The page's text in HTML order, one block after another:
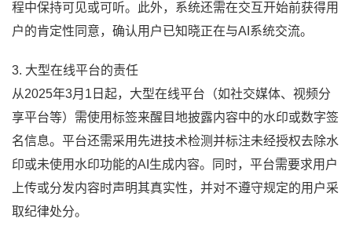
程中保持可见或可听。此外，系统还需在交互开始前获得用
户的肯定性同意，确认用户已知晓正在与AI系统交流。
3. 大型在线平台的责任
从2025年3月1日起，大型在线平台（如社交媒体、视频分
享平台等）需使用标签来醒目地披露内容中的水印或数字签
名信息。平台还需采用先进技术检测并标注未经授权去除水
印或未使用水印功能的AI生成内容。同时，平台需要求用户
上传或分发内容时声明其真实性，并对不遵守规定的用户采
取纪律处分。